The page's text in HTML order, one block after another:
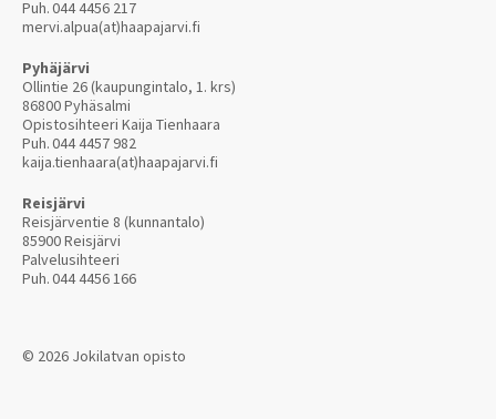
Puh.044 4456 217
mervi.alpua(at)haapajarvi.fi
Pyhäjärvi
Ollintie 26 (kaupungintalo, 1. krs)
86800 Pyhäsalmi
Opistosihteeri Kaija Tienhaara
Puh.044 4457 982
kaija.tienhaara(at)haapajarvi.fi
Reisjärvi
Reisjärventie 8 (kunnantalo)
85900 Reisjärvi
Palvelusihteeri
Puh.044 4456 166
© 2026 Jokilatvan opisto